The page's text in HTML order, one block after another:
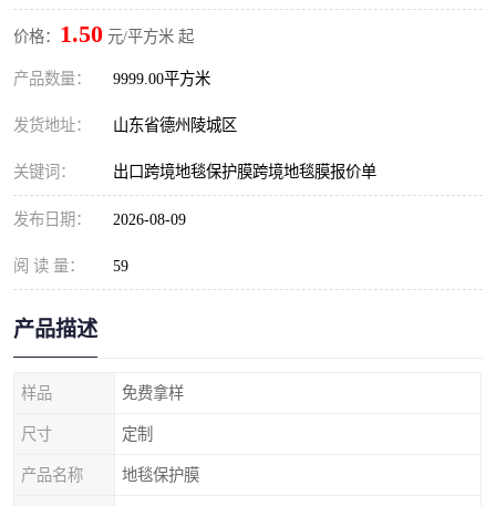
价格： 1.50 元/平方米 起
产品数量： 9999.00平方米
发货地址： 山东省德州陵城区
关键词： 出口跨境地毯保护膜跨境地毯膜报价单
发布日期： 2026-08-09
阅 读 量： 59
产品描述
样品 免费拿样
尺寸 定制
产品名称 地毯保护膜